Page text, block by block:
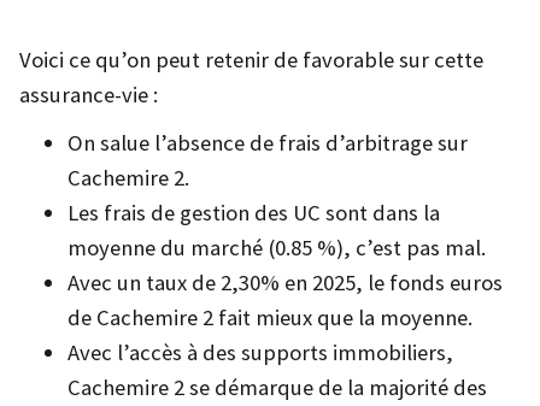
Voici ce qu’on peut retenir de favorable sur cette
assurance-vie :
On salue l’absence de frais d’arbitrage sur
Cachemire 2.
Les frais de gestion des UC sont dans la
moyenne du marché (0.85 %), c’est pas mal.
Avec un taux de 2,30% en 2025, le fonds euros
de Cachemire 2 fait mieux que la moyenne.
Avec l’accès à des supports immobiliers,
Cachemire 2 se démarque de la majorité des